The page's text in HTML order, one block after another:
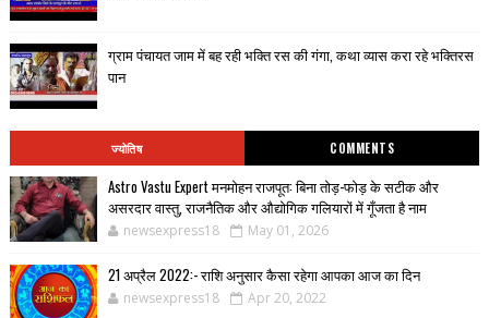
ग्राम पंचायत जाम में बह रही भक्ति रस की गंगा, कथा व्यास करा रहे भक्तिरस
पान
ज्योतिष COMMENTS
Astro Vastu Expert मनमोहन राजपूत: बिना तोड़-फोड़ के सटीक और
असरदार वास्तु, राजनैतिक और औद्योगिक गलियारों में गूँजता है नाम
newsexpress18 May 01, 2026
21 अप्रैल 2022:- राशि अनुसार कैसा रहेगा आपका आज का दिन
newsexpress18 Apr 20, 2022